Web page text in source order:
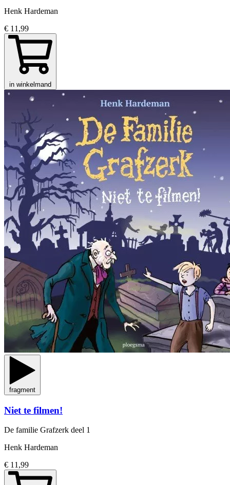
Henk Hardeman
€ 11,99
in winkelmand
fragment
Niet te filmen!
De familie Grafzerk deel 1
Henk Hardeman
€ 11,99